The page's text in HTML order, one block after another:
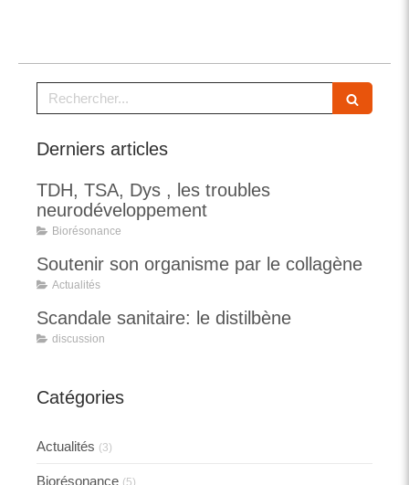
Rechercher
Derniers articles
TDH, TSA, Dys , les troubles
neurodéveloppement
Biorésonance
Soutenir son organisme par le collagène
Actualités
Scandale sanitaire: le distilbène
discussion
Catégories
Actualités (3)
Biorésonance (5)